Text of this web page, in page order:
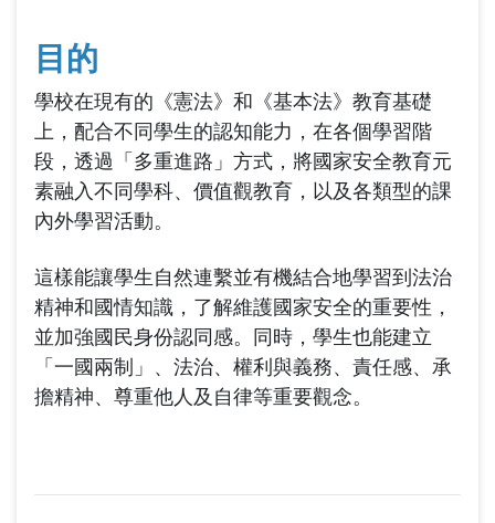
目的
學校在現有的《憲法》和《基本法》教育基礎
上，配合不同學生的認知能力，在各個學習階
段，透過「多重進路」方式，將國家安全教育元
素融入不同學科、價值觀教育，以及各類型的課
內外學習活動。
這樣能讓學生自然連繫並有機結合地學習到法治
精神和國情知識，了解維護國家安全的重要性，
並加強國民身份認同感。同時，學生也能建立
「一國兩制」、法治、權利與義務、責任感、承
擔精神、尊重他人及自律等重要觀念。